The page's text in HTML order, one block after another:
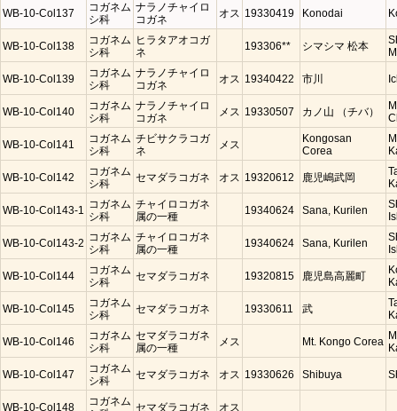
WB-10-Col137
コガネム
シ科
ナラノチャイロ
コガネ
オス 19330419 Konodai
WB-10-Col138
コガネム
シ科
ヒラタアオコガ
ネ
193306** シマシマ 松本
WB-10-Col139
コガネム
シ科
ナラノチャイロ
コガネ
オス 19340422 市川
WB-10-Col140
コガネム
シ科
ナラノチャイロ
コガネ
メス 19330507 カノ山 （チバ）
WB-10-Col141
コガネム
シ科
チビサクラコガ
ネ
メス
Kongosan
Corea
WB-10-Col142
コガネム
シ科
セマダラコガネ オス 19320612 鹿児嶋武岡
WB-10-Col143-1 コガネム
シ科
チャイロコガネ
属の一種
19340624 Sana, Kurilen
WB-10-Col143-2 コガネム
シ科
チャイロコガネ
属の一種
19340624 Sana, Kurilen
WB-10-Col144
コガネム
シ科
セマダラコガネ 19320815 鹿児島高麗町
WB-10-Col145
コガネム
シ科
セマダラコガネ 19330611 武
WB-10-Col146
コガネム
シ科
セマダラコガネ
属の一種
メス Mt. Kongo Corea
WB-10-Col147
コガネム
シ科
セマダラコガネ オス 19330626 Shibuya
WB-10-Col148
コガネム セマダラコガネ オス